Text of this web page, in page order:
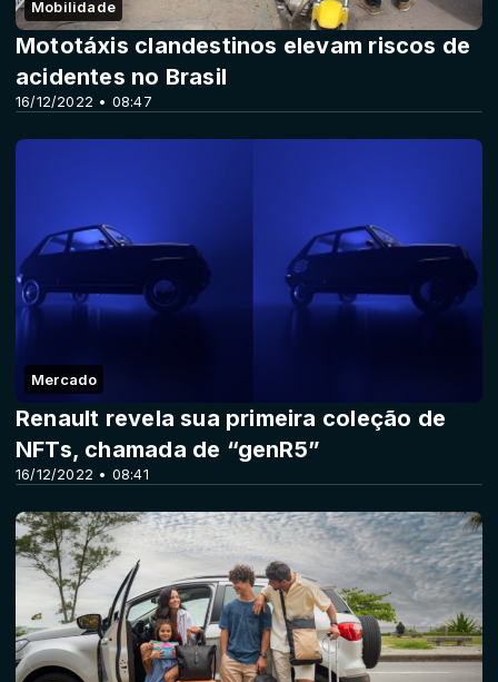
Mobilidade
16/12/2022 • 08:47
Mototáxis clandestinos elevam riscos de
acidentes no Brasil
Mercado
16/12/2022 • 08:41
Renault revela sua primeira coleção de
NFTs, chamada de “genR5”